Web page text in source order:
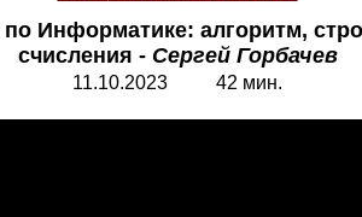
Информатике: алгоритм,
счисления - Сергей Горбачев
11.10.2023 42 мин.